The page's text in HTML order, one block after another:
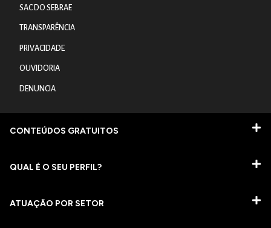
SAC DO SEBRAE
TRANSPARÊNCIA
PRIVACIDADE
OUVIDORIA
DENUNCIA
CONTEÚDOS GRATUITOS
QUAL É O SEU PERFIL?
ATUAÇÃO POR SETOR